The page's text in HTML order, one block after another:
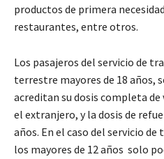
productos de primera
restaurantes, entre otros.
Los pasajeros del servicio de
terrestre mayores de 18 años,
acreditan su dosis completa de
el extranjero, y la dosis de
años. En el caso del servicio
los mayores de 12 años solo